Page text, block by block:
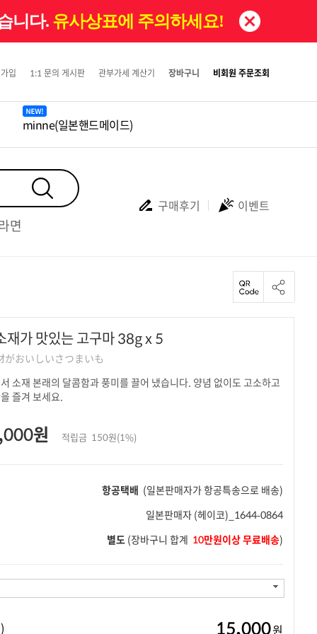
니다. 유사상표에 주의하세요!
minne(일본핸드메이드)
입 1:1 문의 게시판 관부가세 계산기 장바구니 비회원 주문조회
면
구매후기 이벤트
재가 맛있는 고구마 38g x 5
がおいしいさつまいも
소재 본래의 달콤함과 풍미를 끌어 냈습니다. 양념 없이도 고소하고
즐겨 보세요.
원 적립금 150원(1%)
항공택배 (일본판매자가 항공특송으로 배송)
일본판매자 (헤이코)_1644-0864
별도 (장바구니 합계 10만원이상 무료배송)
15,000원